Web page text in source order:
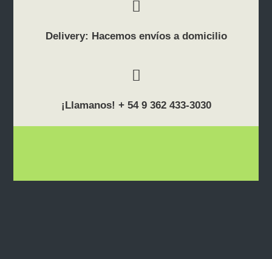
Delivery: Hacemos envíos a domicilio
¡Llamanos! + 54 9 362 433-3030